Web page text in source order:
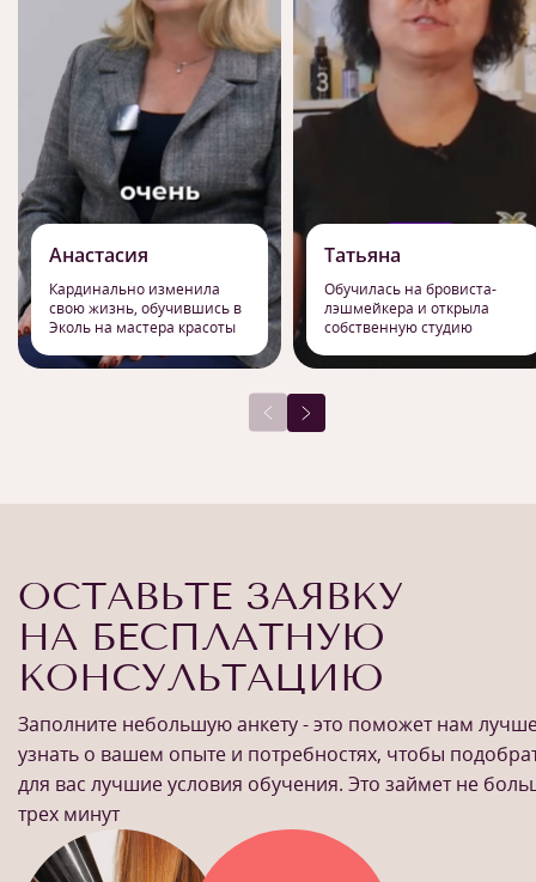
Анастасия
Кардинально изменила
свою жизнь, обучившись в
Эколь на мастера красоты
Татьяна
Обучилась на бровиста-
лэшмейкера и открыла
собственную студию
ОСТАВЬТЕ ЗАЯВКУ
НА БЕСПЛАТНУЮ
КОНСУЛЬТАЦИЮ
Заполните небольшую анкету - это поможет нам
узнать о вашем опыте и потребностях, чтобы
для вас лучшие условия обучения. Это займет не
трех минут